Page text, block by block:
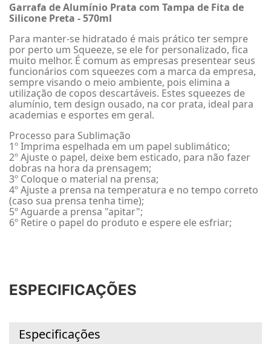
Garrafa de Alumínio Prata com Tampa de Fita de
Silicone Preta - 570ml
Para manter-se hidratado é mais prático ter sempre
por perto um Squeeze, se ele for personalizado, fica
muito melhor. É comum as empresas presentear seus
funcionários com squeezes com a marca da empresa,
sempre visando o meio ambiente, pois elimina a
utilização de copos descartáveis. Estes squeezes de
alumínio, tem design ousado, na cor prata, ideal para
academias e esportes em geral.
Processo para Sublimação
1º Imprima espelhada em um papel sublimático;
2º Ajuste o papel, deixe bem esticado, para não fazer
dobras na hora da prensagem;
3º Coloque o material na prensa;
4º Ajuste a prensa na temperatura e no tempo correto
(caso sua prensa tenha time);
5º Aguarde a prensa "apitar";
6º Retire o papel do produto e espere ele esfriar;
ESPECIFICAÇÕES
Especificações